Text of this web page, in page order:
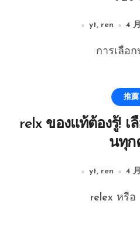
yt, ren 4
การเลือ
推薦
relx ของแท้ต้องรู้!
นทุก
yt, ren 4
relex หรือ